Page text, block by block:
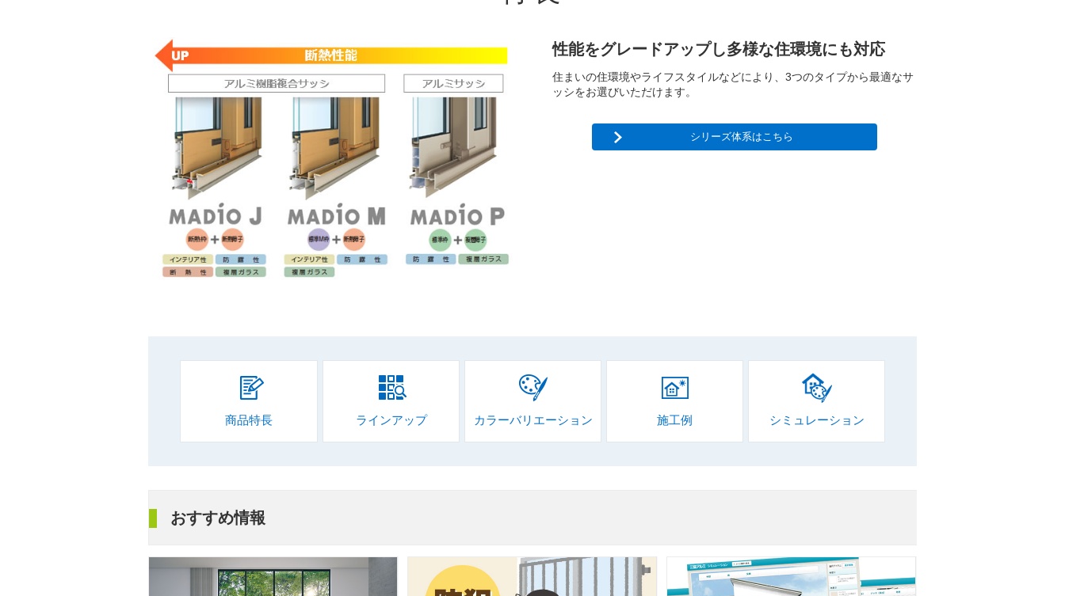
性能をグレードアップし多様な住環境にも対応
住まいの住環境やライフスタイルなどにより、3つのタイプから最適なサ
ッシをお選びいただけます。
シリーズ体系はこちら
商品特長 ラインアップ カラーバリエーション 施工例 シミュレーション
おすすめ情報